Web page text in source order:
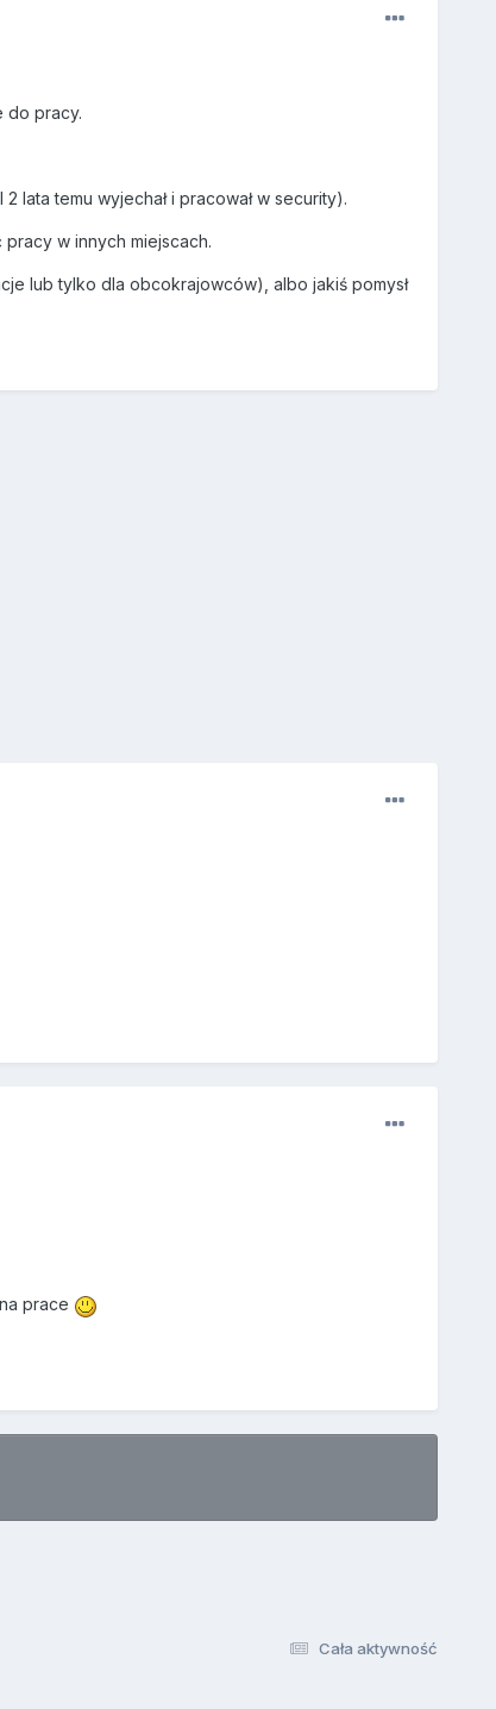
do pracy.
lata temu wyjechał i pracował w security).
w innych miejscach.
lub tylko dla obcokrajowców), albo jakiś pomysł
prace
Cała aktywność